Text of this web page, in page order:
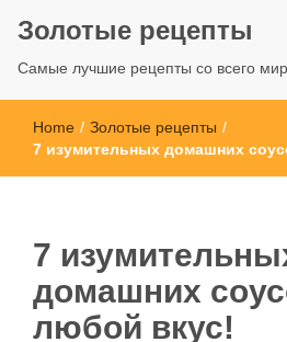
Золотые рецепты
Самые лучшие рецепты со всего
Home / Золотые рецепты /
7 изумительных домашних
7
домашних
любой вкус!